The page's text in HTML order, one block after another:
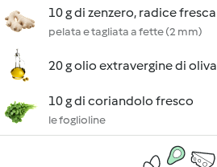
10 g di zenzero, radice fresca
pelata e tagliata a fette (2 mm)
20 g olio extravergine di oliva
10 g di coriandolo fresco
le foglioline